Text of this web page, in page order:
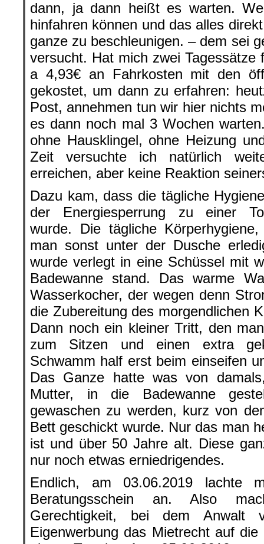
dann, ja dann heißt es warten.
hinfahren können und das alles
ganze zu beschleunigen. – dem sei
versucht. Hat mich zwei Tagessätze
a 4,93€ an Fahrkosten mit den
gekostet, um dann zu erfahren:
Post, annehmen tun wir hier nichts
es dann noch mal 3 Wochen
ohne Hausklingel, ohne Heizung
Zeit versuchte ich natürlich
erreichen, aber keine Reaktion
Dazu kam, dass die tägliche
der Energiesperrung zu einer
wurde. Die tägliche
man sonst unter der Dusche
wurde verlegt in eine Schüssel mit
Badewanne stand. Das warme
Wasserkocher, der wegen denn
die Zubereitung des morgendlichen
Dann noch ein kleiner Tritt, den
zum Sitzen und einen extra
Schwamm half erst beim einseifen
Das Ganze hatte was von
Mutter, in die Badewanne
gewaschen zu werden, kurz von
Bett geschickt wurde. Nur das man
ist und über 50 Jahre alt. Diese
nur noch etwas erniedrigendes.
Endlich, am 03.06.2019 lachte
Beratungsschein an. Also
Gerechtigkeit, bei dem
Eigenwerbung das Mietrecht auf